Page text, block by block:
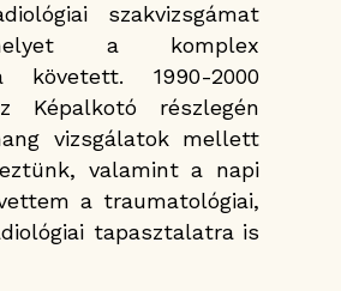
szakvizsgámat
a komplex
követett. 1990-2000
Képalkotó részlegén
vizsgálatok mellett
valamint a napi
a traumatológiai,
tapasztalatra is